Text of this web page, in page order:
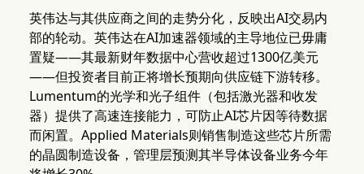
英伟达与其供应商之间的走势分化，反映出AI交易内
部的轮动。英伟达在AI加速器领域的主导地位已毋庸
置疑——其最新财年数据中心营收超过1300亿美元
——但投资者目前正将增长预期向供应链下游转移。
Lumentum的光学和光子组件（包括激光器和收发
器）提供了高速连接能力，可防止AI芯片因等待数据
而闲置。Applied Materials则销售制造这些芯片所需
的晶圆制造设备，管理层预测其半导体设备业务今年